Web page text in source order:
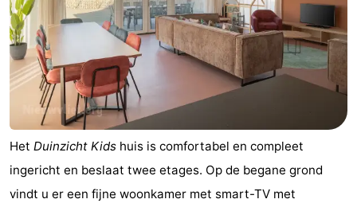
Het Duinzicht Kids huis is comfortabel en compleet
ingericht en beslaat twee etages. Op de begane grond
vindt u er een fijne woonkamer met smart-TV met